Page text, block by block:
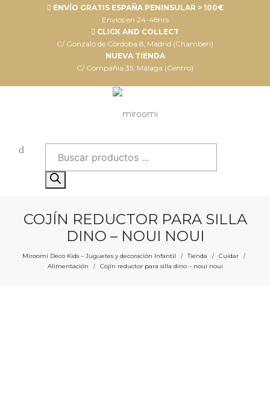
ENVÍO GRATIS ESPAÑA PENINSULAR > 100€
Envíos en 24-48hrs
CLICK AND COLLECT
C/ Gonzalo de Córdoba 8, Madrid (Chamberí)
NUEVA TIENDA
C/ Compañia 35, Málaga (Centro)
productos
COJÍN REDUCTOR PARA SILLA
DINO – NOUI NOUI
Miroomi Deco Kids – Juguetes y decoración Infantil / Tienda / Cuidar /
Alimentación / Cojín reductor para silla dino – noui noui